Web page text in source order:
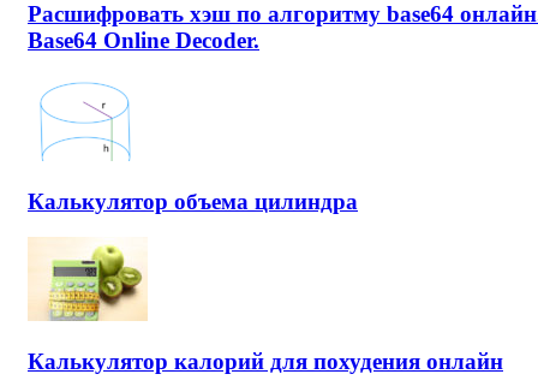
Расшифровать хэш по алгоритму base64
Base64 Online Decoder.
Калькулятор объема цилиндра
Калькулятор калорий для похудения онлайн